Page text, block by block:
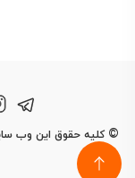
©کلیه حقوق این وب